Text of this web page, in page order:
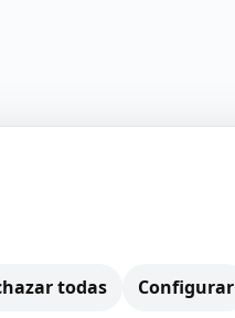
todas Configurar